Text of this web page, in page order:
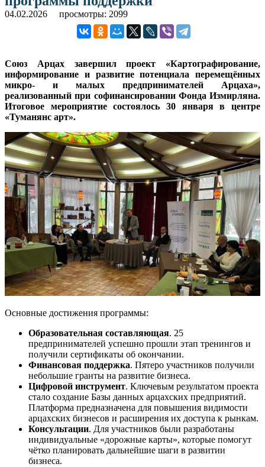
04.02.2026 просмотры: 2099
Союз Арцах завершил проект «Картографирование,
информирование и развитие потенциала перемещённых
микро- и малых предпринимателей Арцаха»,
реализованный при софинансировании Фонда Измирляна.
Итоговое мероприятие состоялось 30 января в центре
«Туманянс арт».
Основные достижения программы:
Образовательная составляющая. 25
предпринимателей успешно прошли этап тренингов и
получили сертификаты об окончании.
Финансовая поддержка. Пятеро участников получили
небольшие гранты на развитие бизнеса.
Цифровой инструмент. Ключевым результатом проекта
стало создание Базы данных арцахских предприятий.
Платформа предназначена для повышения видимости
арцахских бизнесов и расширения их доступа к рынкам.
Консультации. Для участников были разработаны
индивидуальные «дорожные карты», которые помогут
чётко планировать дальнейшие шаги в развитии
бизнеса.